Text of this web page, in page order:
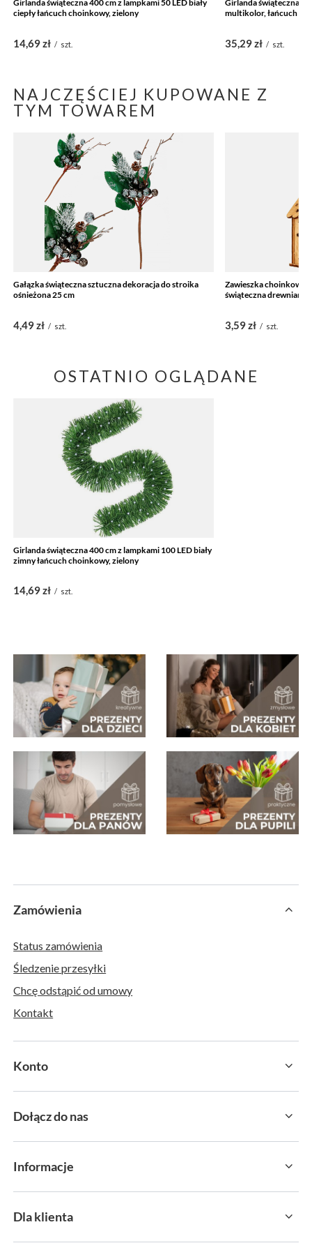
Girlanda świąteczna 400 cm z lampkami 50 LED biały
ciepły łańcuch choinkowy, zielony
14,69 zł / szt.
Girlanda świąteczna
multikolor, łańcuch
35,29 zł / szt.
NAJCZĘŚCIEJ KUPOWANE Z
TYM TOWAREM
Gałązka świąteczna sztuczna dekoracja do stroika
ośnieżona 25 cm
4,49 zł / szt.
Zawieszka choinkowa
świąteczna drewniana
3,59 zł / szt.
OSTATNIO OGLĄDANE
Girlanda świąteczna 400 cm z lampkami 100 LED biały
zimny łańcuch choinkowy, zielony
14,69 zł / szt.
Zamówienia
Status zamówienia
Śledzenie przesyłki
Chcę odstąpić od umowy
Kontakt
Konto
Dołącz do nas
Informacje
Dla klienta